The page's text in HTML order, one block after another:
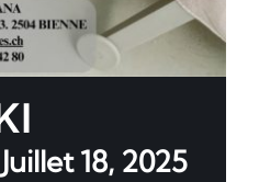
Juillet 18, 2025